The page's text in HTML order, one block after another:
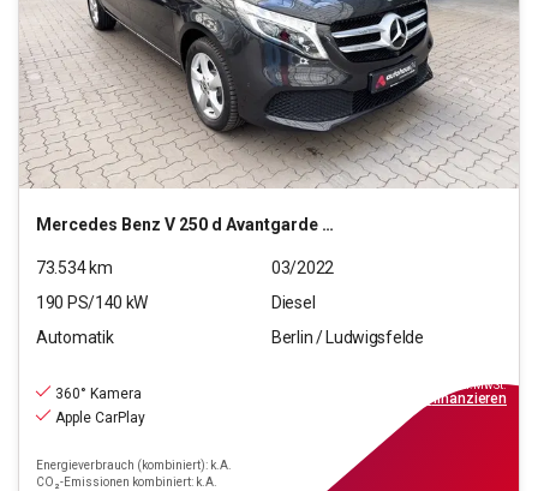
Mercedes Benz V 250 d Avantgarde Edition kompakt (EURO 6d)
73.534km
03/2022
190 PS/140 kW
Diesel
Automatik
Berlin / Ludwigsfelde
360° Kamera
Apple CarPlay
Energieverbrauch (kombiniert): k.A.
CO₂-Emissionen kombiniert: k.A.
inkl.MwSt.
finanzieren